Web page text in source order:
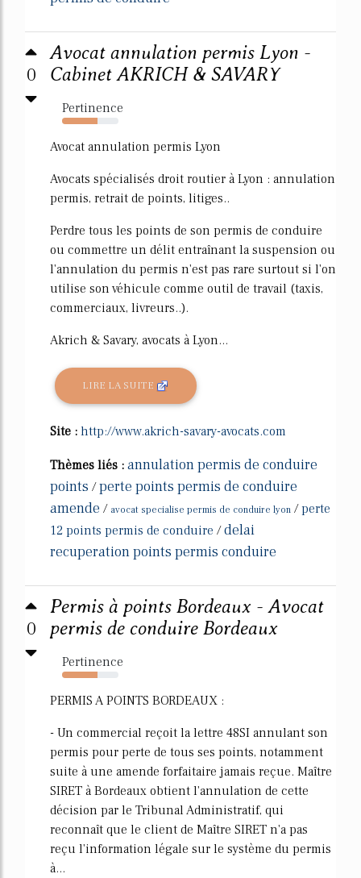
0
Avocat annulation permis Lyon -
Cabinet AKRICH & SAVARY
Pertinence
63%
Avocat annulation permis Lyon
Avocats spécialisés droit routier à Lyon : annulation
permis, retrait de points, litiges..
Perdre tous les points de son permis de conduire
ou commettre un délit entraînant la suspension ou
l'annulation du permis n'est pas rare surtout si l'on
utilise son véhicule comme outil de travail (taxis,
commerciaux, livreurs..).
Akrich & Savary, avocats à Lyon...
LIRE LA SUITE
Site : http://www.akrich-savary-avocats.com
Thèmes liés : annulation permis de conduire
points /perte points permis de conduire
amende / avocat specialise permis de conduire lyon /perte
12 points permis de conduire /delai
recuperation points permis conduire
0
Permis à points Bordeaux - Avocat
permis de conduire Bordeaux
Pertinence
63%
PERMIS A POINTS BORDEAUX :
- Un commercial reçoit la lettre 48SI annulant son
permis pour perte de tous ses points, notamment
suite à une amende forfaitaire jamais reçue. Maître
SIRET à Bordeaux obtient l'annulation de cette
décision par le Tribunal Administratif, qui
reconnaît que le client de Maître SIRET n'a pas
reçu l'information légale sur le système du permis
à...